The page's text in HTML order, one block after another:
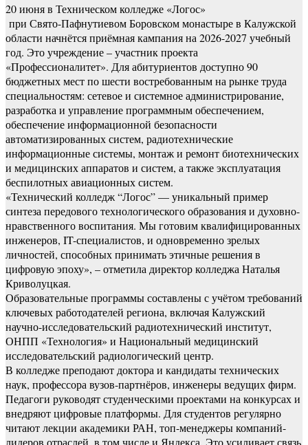
20 июня в Техническом колледже «Логос»
при Свято-Пафнутиевом Боровском монастыре в Калужской
области начнётся приёмная кампания на 2026-2027 учебный
год. Это учреждение – участник проекта
«Профессионалитет». Для абитуриентов доступно 90
бюджетных мест по шести востребованным на рынке труда
специальностям: сетевое и системное администрирование,
разработка и управление программным обеспечением,
обеспечение информационной безопасности
автоматизированных систем, радиотехнические
информационные системы, монтаж и ремонт биотехнических
и медицинских аппаратов и систем, а также эксплуатация
беспилотных авиационных систем.
«Технический колледж “Логос” — уникальный пример
синтеза передового технологического образования и духовно-
нравственного воспитания. Мы готовим квалифицированных
инженеров, IT-специалистов, и одновременно зрелых
личностей, способных принимать этичные решения в
цифровую эпоху», – отметила директор колледжа Наталья
Криволуцкая.
Образовательные программы составлены с учётом требований
ключевых работодателей региона, включая Калужский
научно-исследовательский радиотехнический институт,
ОНПП «Технология» и Национальный медицинский
исследовательский радиологический центр.
В колледже преподают доктора и кандидаты технических
наук, профессора вузов-партнёров, инженеры ведущих фирм.
Педагоги руководят студенческими проектами на конкурсах и
внедряют цифровые платформы. Для студентов регулярно
читают лекции академики РАН, топ-менеджеры компаний-
лидеров отраслей, в том числе и Яндекса. Это усиливает связь